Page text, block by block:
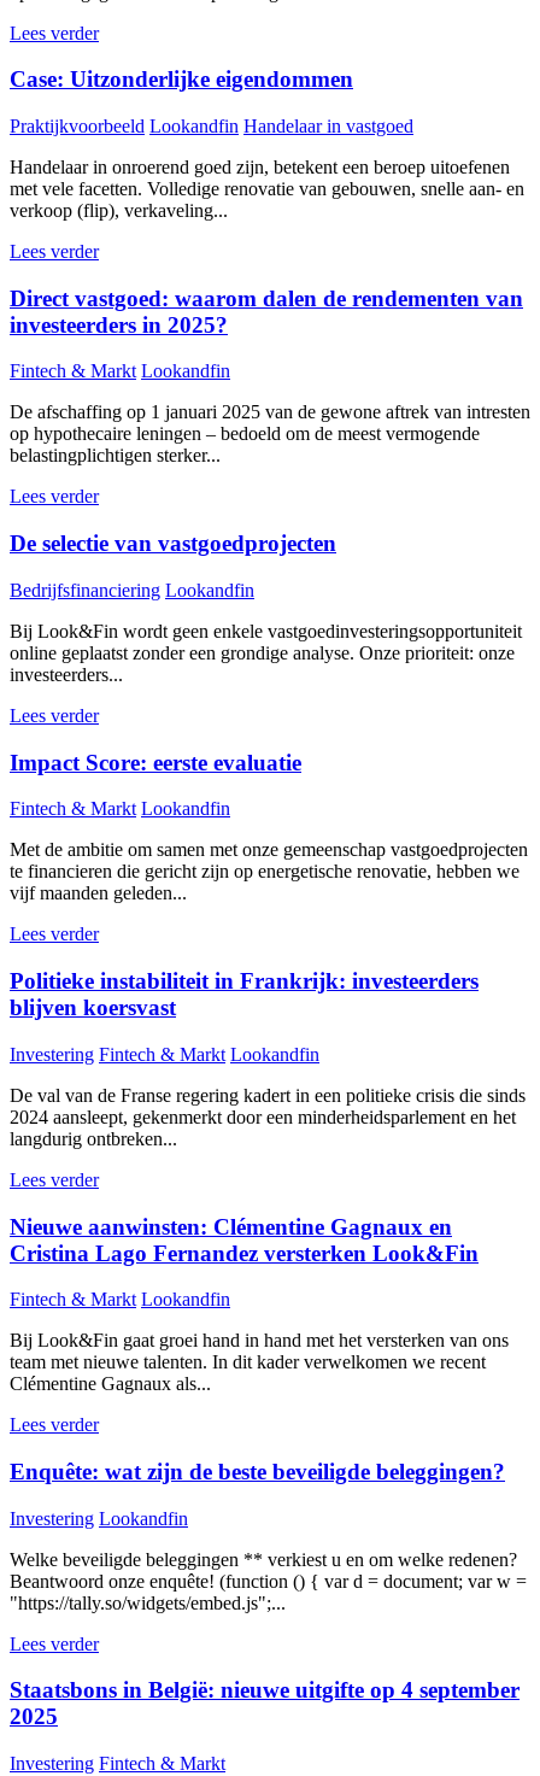
Lees verder
Case: Uitzonderlijke eigendommen
Praktijkvoorbeeld Lookandfin Handelaar in vastgoed
Handelaar in onroerend goed zijn, betekent een beroep uitoefenen
met vele facetten. Volledige renovatie van gebouwen, snelle aan- en
verkoop (flip), verkaveling...
Lees verder
Direct vastgoed: waarom dalen de rendementen van
investeerders in 2025?
Fintech & Markt Lookandfin
De afschaffing op 1 januari 2025 van de gewone aftrek van intresten
op hypothecaire leningen – bedoeld om de meest vermogende
belastingplichtigen sterker...
Lees verder
De selectie van vastgoedprojecten
Bedrijfsfinanciering Lookandfin
Bij Look&Fin wordt geen enkele vastgoedinvesteringsopportuniteit
online geplaatst zonder een grondige analyse. Onze prioriteit: onze
investeerders...
Lees verder
Impact Score: eerste evaluatie
Fintech & Markt Lookandfin
Met de ambitie om samen met onze gemeenschap vastgoedprojecten
te financieren die gericht zijn op energetische renovatie, hebben we
vijf maanden geleden...
Lees verder
Politieke instabiliteit in Frankrijk: investeerders
blijven koersvast
Investering Fintech & Markt Lookandfin
De val van de Franse regering kadert in een politieke crisis die sinds
2024 aansleept, gekenmerkt door een minderheidsparlement en het
langdurig ontbreken...
Lees verder
Nieuwe aanwinsten: Clémentine Gagnaux en
Cristina Lago Fernandez versterken Look&Fin
Fintech & Markt Lookandfin
Bij Look&Fin gaat groei hand in hand met het versterken van ons
team met nieuwe talenten. In dit kader verwelkomen we recent
Clémentine Gagnaux als...
Lees verder
Enquête: wat zijn de beste beveiligde beleggingen?
Investering Lookandfin
Welke beveiligde beleggingen ** verkiest u en om welke redenen?
Beantwoord onze enquête! (function () { var d = document; var w =
"https://tally.so/widgets/embed.js";...
Lees verder
Staatsbons in België: nieuwe uitgifte op 4 september
2025
Investering Fintech & Markt